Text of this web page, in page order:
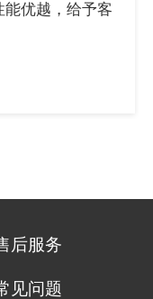
优越，给予客
后服务
见问题